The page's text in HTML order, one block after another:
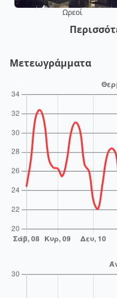
Ωρεοί
Μετεωγράμματα